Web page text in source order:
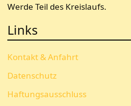
Werde Teil des Kreislaufs.
Links
Kontakt & Anfahrt
Datenschutz
Haftungsausschluss